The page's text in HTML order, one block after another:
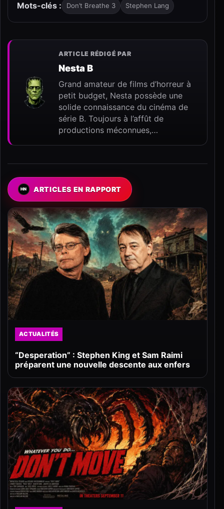
Mots-clés :
Don’t Breathe 3 Stephen Lang
ARTICLE RÉDIGÉ PAR
Nesta B
Grand amateur de films d’horreur à
petit budget, Nesta possède une
solide connaissance du cinéma de
série B. Toujours à l’affût de
productions méconnues,…
ARTICLES EN RAPPORT
ACTUALITÉS
“Desperation” : Stephen King et Sam Raimi
préparent une nouvelle descente aux enfers